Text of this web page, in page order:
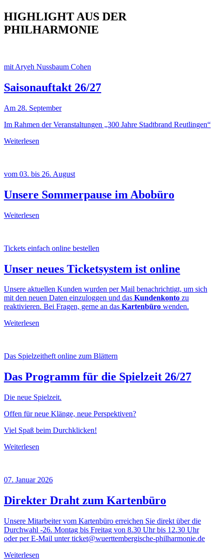
HIGHLIGHT AUS DER
PHILHARMONIE
mit Aryeh Nussbaum Cohen
Saisonauftakt 26/27
Am 28. September
Im Rahmen der Veranstaltungen „300 Jahre Stadtbrand Reutlingen“
Weiterlesen
vom 03. bis 26. August
Unsere Sommerpause im Abobüro
Weiterlesen
Tickets einfach online bestellen
Unser neues Ticketsystem ist online
Unsere aktuellen Kunden wurden per Mail benachrichtigt, um sich
mit den neuen Daten einzuloggen und das Kundenkonto zu
reaktivieren. Bei Fragen, gerne an das Kartenbüro wenden.
Weiterlesen
Das Spielzeitheft online zum Blättern
Das Programm für die Spielzeit 26/27
Die neue Spielzeit.
Offen für neue Klänge, neue Perspektiven?
Viel Spaß beim Durchklicken!
Weiterlesen
07. Januar 2026
Direkter Draht zum Kartenbüro
Unsere Mitarbeiter vom Kartenbüro erreichen Sie direkt über die
Durchwahl -26. Montag bis Freitag von 8.30 Uhr bis 12.30 Uhr
oder per E-Mail unter ticket@wuerttembergische-philharmonie.de
Weiterlesen